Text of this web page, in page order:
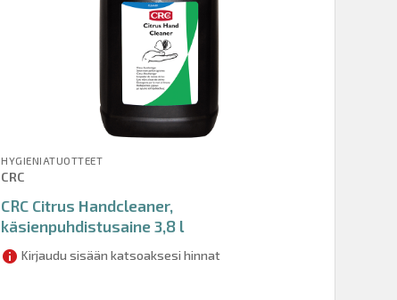
HYGIENIATUOTTEET
CRC
CRC Citrus Handcleaner,
käsienpuhdistusaine 3,8 l
Kirjaudu sisään katsoaksesi hinnat